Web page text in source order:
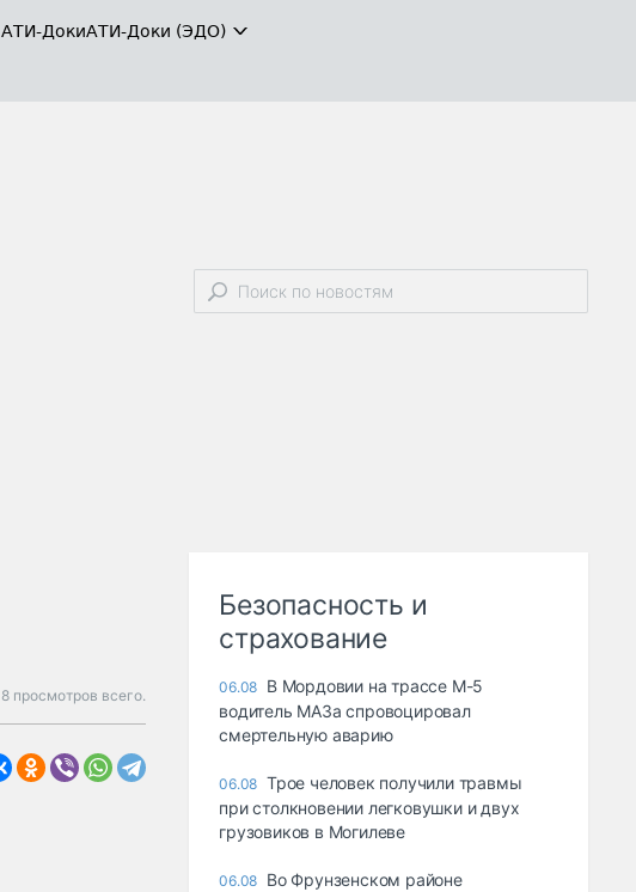
АТИ-ДокиАТИ-Доки (ЭДО)
8 просмотров всего.
Безопасность и
страхование
06.08 В Мордовии на трассе М-5
водитель МАЗа спровоцировал
смертельную аварию
06.08 Трое человек получили травмы
при столкновении легковушки и двух
грузовиков в Могилеве
06.08 Во Фрунзенском районе